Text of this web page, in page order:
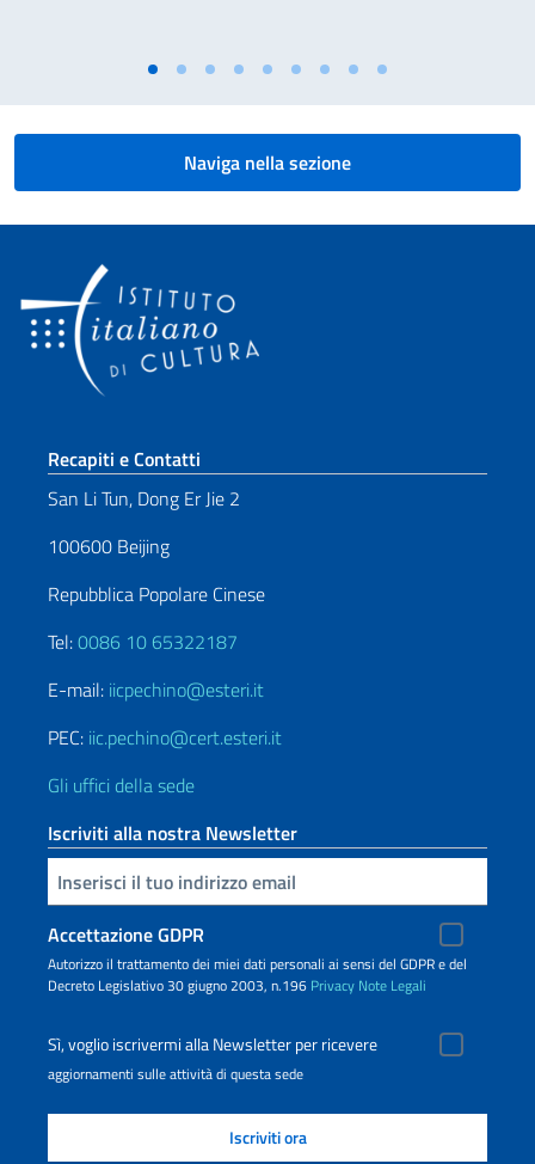
Naviga nella sezione
Sezione footer
Recapiti e Contatti
San Li Tun, Dong Er Jie 2
100600 Beijing
Repubblica Popolare Cinese
Tel:0086 10 65322187
E-mail: iicpechino@esteri.it
PEC: iic.pechino@cert.esteri.it
Gli uffici della sede
Iscriviti alla nostra Newsletter
Inserisci la tua email
Accettazione GDPR
Autorizzo il trattamento dei miei dati personali ai sensi del GDPR e del
Decreto Legislativo 30 giugno 2003, n.196 Privacy Note Legali
Sì, voglio iscrivermi alla Newsletter per ricevere
aggiornamenti sulle attività di questa sede